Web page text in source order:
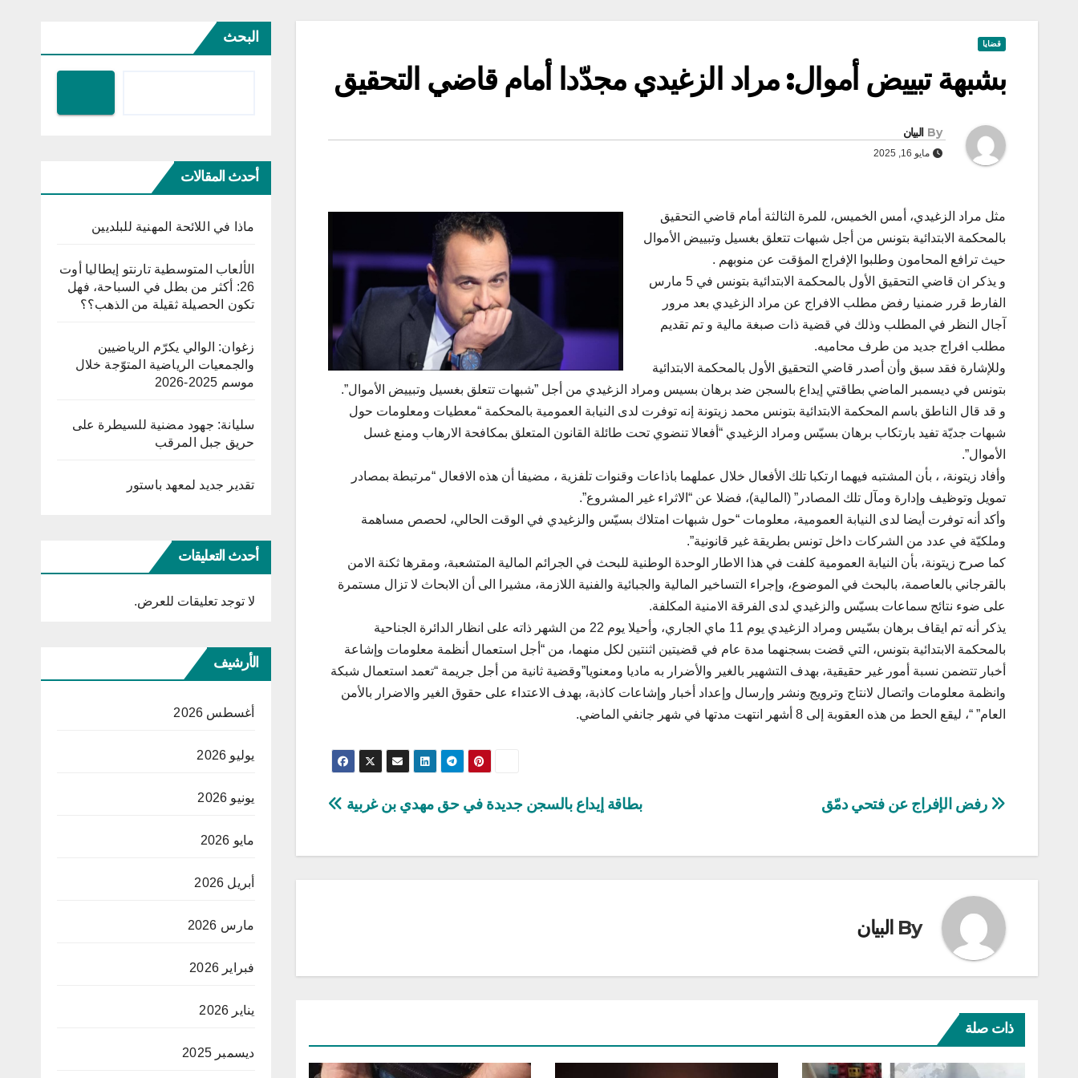
قضايا
بشبهة تبييض أموال: مراد الزغيدي مجدّدا أمام قاضي التحقيق
By البيان
مايو 16, 2025
مثل مراد الزغيدي، أمس الخميس، للمرة الثالثة أمام قاضي التحقيق
بالمحكمة الابتدائية بتونس من أجل شبهات تتعلق بغسيل وتبييض الأموال
حيث ترافع المحامون وطلبوا الإفراج المؤقت عن منوبهم .
و يذكر ان قاضي التحقيق الأول بالمحكمة الابتدائية بتونس في 5 مارس
الفارط قرر ضمنيا رفض مطلب الافراج عن مراد الزغيدي بعد مرور
آجال النظر في المطلب وذلك في قضية ذات صبغة مالية و تم تقديم
مطلب افراج جديد من طرف محاميه.
وللإشارة فقد سبق وأن أصدر قاضي التحقيق الأول بالمحكمة الابتدائية
بتونس في ديسمبر الماضي بطاقتي إيداع بالسجن ضد برهان بسيس ومراد الزغيدي من أجل ”شبهات تتعلق بغسيل وتبييض الأموال”.
و قد قال الناطق باسم المحكمة الابتدائية بتونس محمد زيتونة إنه توفرت لدى النيابة العمومية بالمحكمة “معطيات ومعلومات حول
شبهات جديّة تفيد بارتكاب برهان بسيّس ومراد الزغيدي “أفعالا تنضوي تحت طائلة القانون المتعلق بمكافحة الارهاب ومنع غسل
الأموال”.
وأفاد زيتونة، ، بأن المشتبه فيهما ارتكبا تلك الأفعال خلال عملهما باذاعات وقنوات تلفزية ، مضيفا أن هذه الافعال “مرتبطة بمصادر
تمويل وتوظيف وإدارة ومآل تلك المصادر” (المالية)، فضلا عن “الاثراء غير المشروع”.
وأكد أنه توفرت أيضا لدى النيابة العمومية، معلومات “حول شبهات امتلاك بسيّس والزغيدي في الوقت الحالي، لحصص مساهمة
وملكيّة في عدد من الشركات داخل تونس بطريقة غير قانونية”.
كما صرح زيتونة، بأن النيابة العمومية كلفت في هذا الاطار الوحدة الوطنية للبحث في الجرائم المالية المتشعبة، ومقرها ثكنة الامن
بالقرجاني بالعاصمة، بالبحث في الموضوع، وإجراء التساخير المالية والجبائية والفنية اللازمة، مشيرا الى أن الابحاث لا تزال مستمرة
على ضوء نتائج سماعات بسيّس والزغيدي لدى الفرقة الامنية المكلفة.
يذكر أنه تم ايقاف برهان بسّيس ومراد الزغيدي يوم 11 ماي الجاري، وأحيلا يوم 22 من الشهر ذاته على انظار الدائرة الجناحية
بالمحكمة الابتدائية بتونس، التي قضت بسجنهما مدة عام في قضيتين اثنتين لكل منهما، من “أجل استعمال أنظمة معلومات وإشاعة
أخبار تتضمن نسبة أمور غير حقيقية، بهدف التشهير بالغير والأضرار به ماديا ومعنويا”وقضية ثانية من أجل جريمة “تعمد استعمال شبكة
وانظمة معلومات واتصال لانتاج وترويج ونشر وإرسال وإعداد أخبار وإشاعات كاذبة، بهدف الاعتداء على حقوق الغير والاضرار بالأمن
العام” “، ليقع الحط من هذه العقوبة إلى 8 أشهر انتهت مدتها في شهر جانفي الماضي.
تصفّح
بطاقة إيداع بالسجن جديدة في حق مهدي بن غربية رفض الإفراج عن فتحي دمّق
By البيان
ذات صلة
البحث
أحدث المقالات
ماذا في اللائحة المهنية للبلديين
الألعاب المتوسطية تارنتو إيطاليا أوت
26: أكثر من بطل في السباحة، فهل
تكون الحصيلة ثقيلة من الذهب؟؟
زغوان: الوالي يكرّم الرياضيين
والجمعيات الرياضية المتوّجة خلال
موسم 2025-2026
سليانة: جهود مضنية للسيطرة على
حريق جبل المرقب
تقدير جديد لمعهد باستور
أحدث التعليقات
لا توجد تعليقات للعرض.
الأرشيف
أغسطس 2026
يوليو 2026
يونيو 2026
مايو 2026
أبريل 2026
مارس 2026
فبراير 2026
يناير 2026
ديسمبر 2025